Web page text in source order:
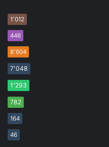
1٬012
446
8٬604
7٬048
1٬293
782
164
46